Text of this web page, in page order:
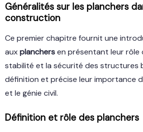
Généralités sur les planchers
construction
Ce premier chapitre fournit une
auxplanchersen présentant leur rôle
stabilité et la sécurité des structures
définition et précise leur importance
et le génie civil.
Définition et rôle des planchers